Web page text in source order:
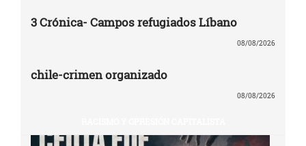
3 Crónica- Campos refugiados Líbano
08/08/2026
chile-crimen organizado
08/08/2026